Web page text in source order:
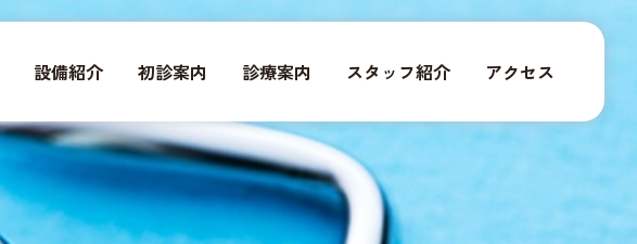
設備紹介 初診案内 診療案内 スタッフ紹介 アクセス